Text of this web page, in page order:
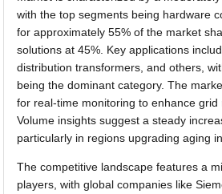
with the top segments being hardware
for approximately 55% of the market
solutions at 45%. Key applications
distribution transformers, and others,
being the dominant category. The
for real-time monitoring to enhance grid
Volume insights suggest a steady
particularly in regions upgrading aging
The competitive landscape features a
players, with global companies like